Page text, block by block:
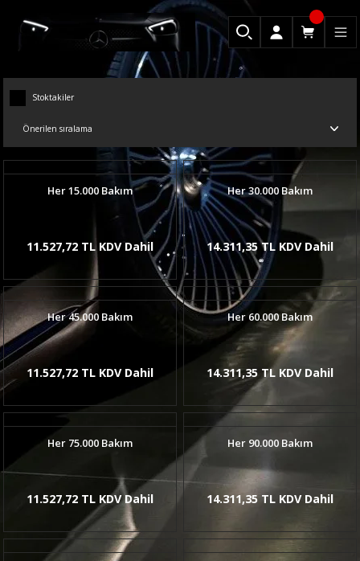
Stoktakiler
Her 15.000 Bakım
11.527,72 TL KDV Dahil
Her 30.000 Bakım
14.311,35 TL KDV Dahil
Her 45.000 Bakım
11.527,72 TL KDV Dahil
Her 60.000 Bakım
14.311,35 TL KDV Dahil
Her 75.000 Bakım
11.527,72 TL KDV Dahil
Her 90.000 Bakım
14.311,35 TL KDV Dahil